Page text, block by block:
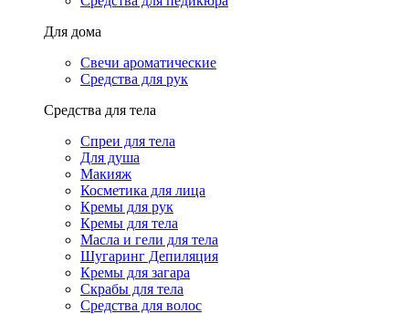
Для дома
Свечи ароматические
Средства для рук
Средства для тела
Спреи для тела
Для душа
Макияж
Косметика для лица
Кремы для рук
Кремы для тела
Масла и гели для тела
Шугаринг Депиляция
Кремы для загара
Скрабы для тела
Средства для волос